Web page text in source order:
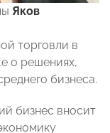
Яков
торговли в
о решениях,
бизнеса.
бизнес вносит